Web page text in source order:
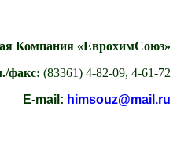
Компания «ЕврохимСоюз»
факс: (83361) 4-82-09, 4-61-72
E-mail: himsouz@mail.ru